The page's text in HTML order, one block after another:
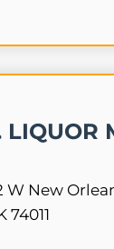
LIQUOR
W New
74011